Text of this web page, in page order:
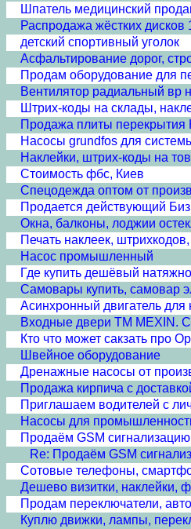
Шпатель медицинский
Распродажа жёстких дисков
детский спортивный уголок
Асфальтирование дорог,
Продам оборудование для
Вентилятор радиальный вр
Штрих-коды на склады,
Продажа плиты перекрытия
Насосы grundfos для
Наклейки, штрих-коды на
Стоимость фбс, Киев
Спецодежда оптом от
Продается действующий
Окна, балконы, лоджии
Печать наклеек,
Насос промышленный
Где купить дешёвый
Самовары купить, самовар
Асинхронный двигатель для
Входные двери ТМ MEXIN.
Кто что может сакзать про
Швейное оборудование
Дренажные насосы от
Продажа кирпича с
Приглашаем водителей с
Насосы для
Продаём GSM
Re: Продаём GSM
Сотовые телефоны,
Дешево визитки, наклейки,
Продам переключатели,
Куплю движки, лампы,